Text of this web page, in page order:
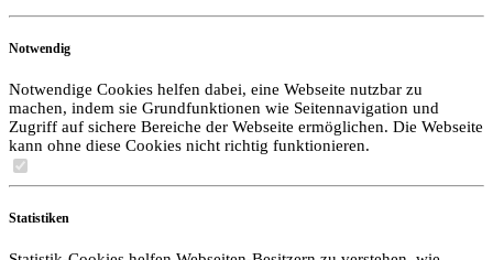
Notwendig
Notwendige Cookies helfen dabei, eine Webseite nutzbar zu
machen, indem sie Grundfunktionen wie Seitennavigation und
Zugriff auf sichere Bereiche der Webseite ermöglichen. Die Webseite
kann ohne diese Cookies nicht richtig funktionieren.
Statistiken